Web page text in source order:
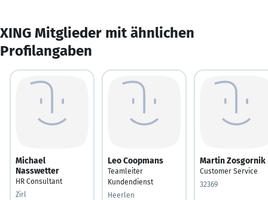
XING Mitglieder mit ähnlichen
Profilangaben
Michael
Nasswetter
HR Consultant
Zirl
Leo Coopmans
Teamleiter
Kundendienst
Heerlen
Martin Zosgornik
Customer Service
32369